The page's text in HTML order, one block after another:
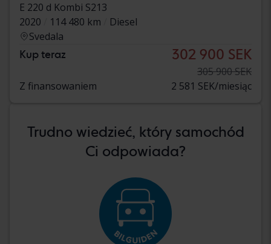
E 220 d Kombi S213
2020
114 480 km
Diesel
Svedala
Kup teraz 302 900 SEK
305 900 SEK
Z finansowaniem
2 581 SEK/miesiąc
Trudno wiedzieć, który samochód
Ci odpowiada?